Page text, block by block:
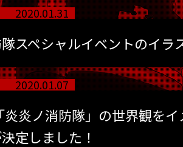
2020.01.31
スペシャルイベントのイラ
2020.01.07
炎炎ノ消防隊」の世界観を
定しました！